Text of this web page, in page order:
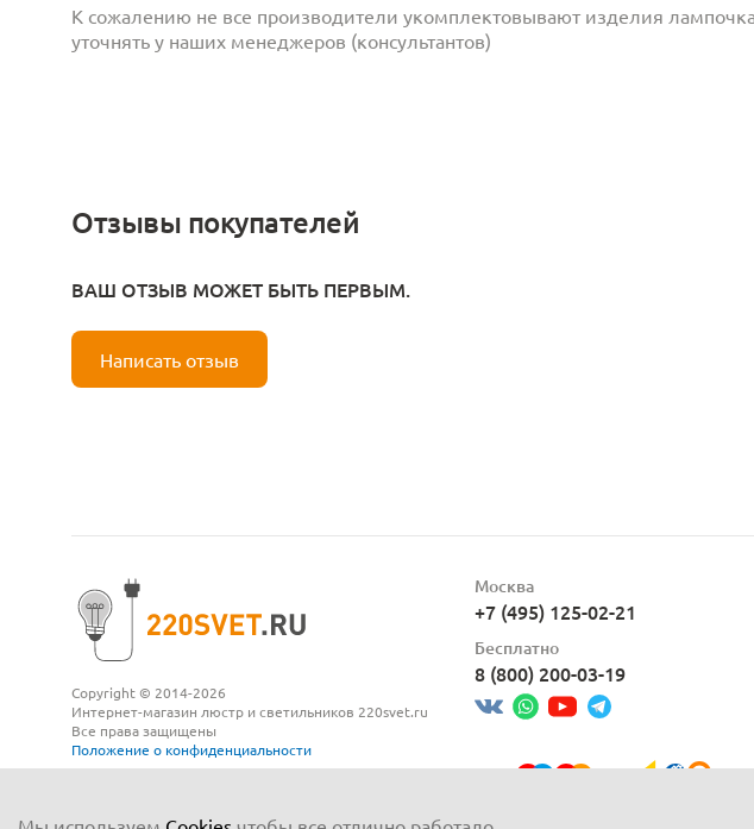
К сожалению не все производители укомплектовывают изделия
уточнять у наших менеджеров (консультантов)
Отзывы покупателей
ВАШ ОТЗЫВ МОЖЕТ БЫТЬ ПЕРВЫМ.
Написать отзыв
Copyright © 2014-2026
Интернет-магазин люстр и светильников 220svet.ru
Все права защищены
Положение о конфиденциальности
Москва
+7 (495) 125-02-21
Бесплатно
8 (800) 200-03-19